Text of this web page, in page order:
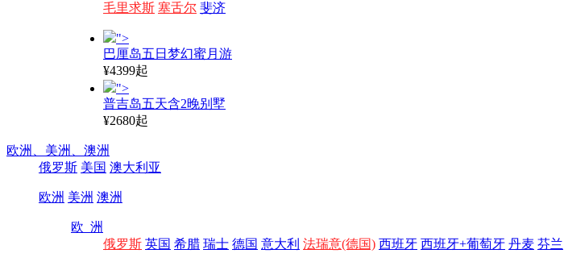
毛里求斯 塞舌尔 斐济
">
巴厘岛五日梦幻蜜月游
¥4399起
">
普吉岛五天含2晚别墅
¥2680起
欧洲、 美洲、 澳洲
俄罗斯 美国 澳大利亚
欧洲 美洲 澳洲
欧 洲
俄罗斯 英国 希腊 瑞士 德国 意大利 法瑞意(德国) 西班牙 西班牙+葡萄牙 丹麦 芬兰